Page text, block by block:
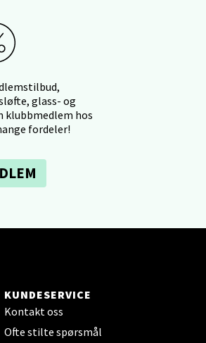
glass- og
klubbmedlem hos
fordeler!
KUNDESERVICE
Kontakt oss
Ofte stilte spørsmål